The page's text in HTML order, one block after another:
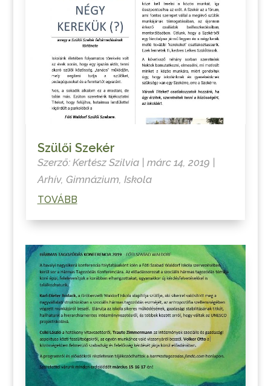
Szülői Szekér
Szerző: Kertész Szilvia| márc 14, 2019 |
Arhív, Gimnázium Iskola
TOVÁBB